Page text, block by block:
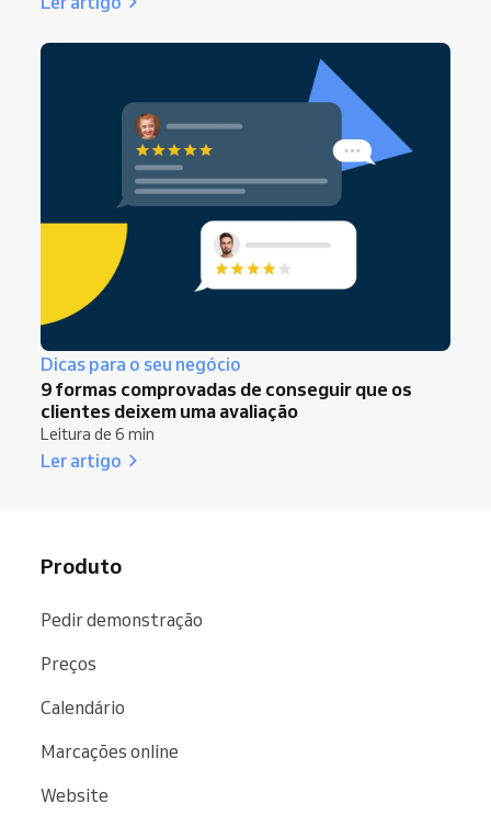
Dicas para o seu negócio
9 formas comprovadas de conseguir que os
clientes deixem uma avaliação
Leitura de 6 min
Ler artigo
Produto
Pedir demonstração
Preços
Calendário
Marcações online
Website